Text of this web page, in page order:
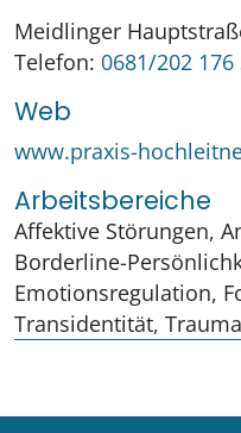
Meidlinger
Telefon: 0681/202 176
Web
www.praxis-
Arbeitsbereiche
Affektive Störungen,
Borderline-
Emotionsregulation,
Transidentität,